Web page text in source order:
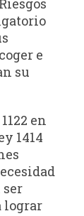
e
su
en
1414
lograr